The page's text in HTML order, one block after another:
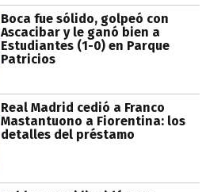
Boca fue sólido, golpeó con
Ascacibar y le ganó bien a
Estudiantes (1-0) en Parque
Patricios
Real Madrid cedió a Franco
Mastantuono a Fiorentina: los
detalles del préstamo